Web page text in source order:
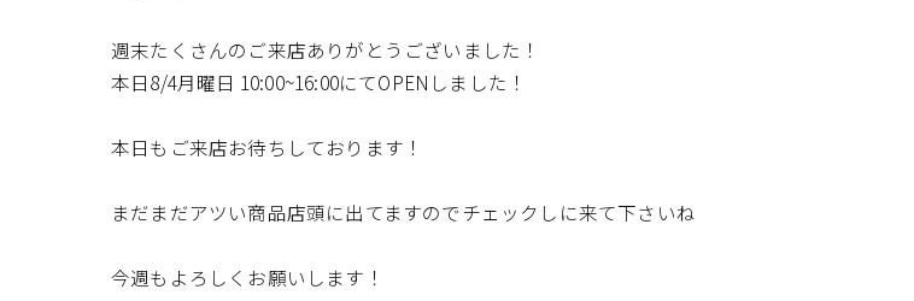
週末たくさんのご来店ありがとうございました！
本日8/4月曜日 10:00~16:00にてOPENしました！
本日もご来店お待ちしております！
まだまだアツい商品店頭に出てますのでチェックしに来て下さいね
今週もよろしくお願いします！